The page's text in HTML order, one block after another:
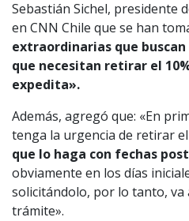
Sebastián Sichel, presidente
en CNN Chile que se han
extraordinarias que
que necesitan retirar el
expedita».
Además, agregó que: «En
tenga la urgencia de retirar el
que lo haga con fechas
obviamente en los días
solicitándolo, por lo tanto, va
trámite».